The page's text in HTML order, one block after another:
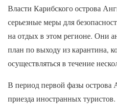
Власти Карибского острова
серьезные меры для
на отдых в этом регионе. Они
план по выходу из карантина,
осуществляться в течение
В период первой фазы
приезда иностранных